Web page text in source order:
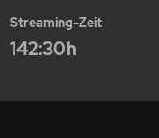
Streaming-Zeit
142:30h